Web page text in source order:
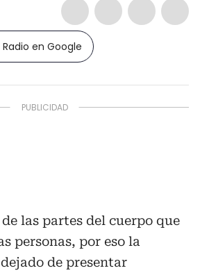
en Google
las partes del cuerpo que
personas, por eso la
de presentar